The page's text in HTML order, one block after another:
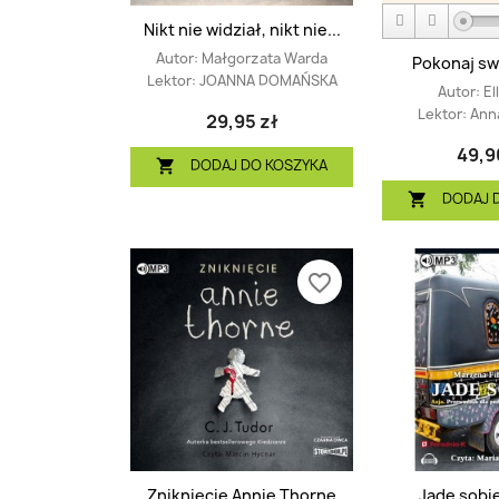
Nikt nie widział, nikt nie...
Autor: Małgorzata Warda
Lektor: JOANNA DOMAŃSKA
29,95 zł
 DODAJ DO KOSZYKA
Pokonaj
Autor:
Lektor:
 DODAJ
favorite_border